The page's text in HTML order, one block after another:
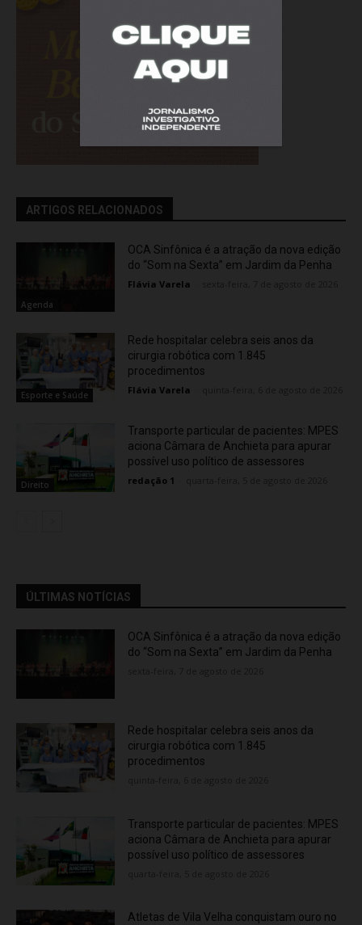
ARTIGOS RELACIONADOS
Agenda
OCA Sinfônica é a atração da nova edição
do “Som na Sexta” em Jardim da Penha
Flávia Varela
Esporte e Saúde
Rede hospitalar celebra seis anos da
cirurgia robótica com 1.845
procedimentos
Flávia Varela
Direito
Transporte particular de pacientes: MPES
aciona Câmara de Anchieta para apurar
possível uso político de assessores
redação 1
ÚLTIMAS NOTÍCIAS
OCA Sinfônica é a atração da nova edição
do “Som na Sexta” em Jardim da Penha
Rede hospitalar celebra seis anos da
cirurgia robótica com 1.845
procedimentos
Transporte particular de pacientes: MPES
aciona Câmara de Anchieta para apurar
possível uso político de assessores
Atletas de Vila Velha conquistam ouro no